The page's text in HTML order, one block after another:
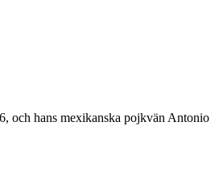
och hans mexikanska pojkvän Antonio